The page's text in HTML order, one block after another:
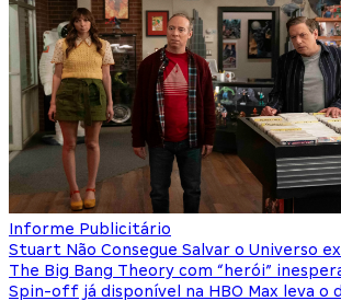
Informe Publicitário
Stuart Não Consegue Salvar o Universo
The Big Bang Theory com “herói”
Spin-off já disponível na HBO Max leva o